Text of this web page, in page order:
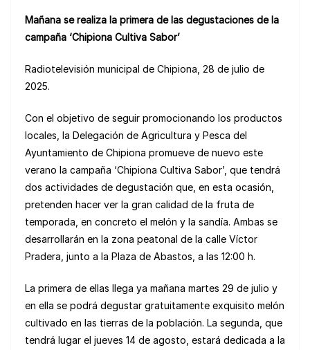
at
A
p
c
e
b
o
k
ail e
a
e
k
C
at
n
a
e
m
Mañana se realiza la primera de las degustaciones de la
campaña ‘Chipiona Cultiva Sabor’
Radiotelevisión municipal de Chipiona, 28 de julio de
2025.
Con el objetivo de seguir promocionando los productos
locales, la Delegación de Agricultura y Pesca del
Ayuntamiento de Chipiona promueve de nuevo este
verano la campaña ‘Chipiona Cultiva Sabor’, que tendrá
dos actividades de degustación que, en esta ocasión,
pretenden hacer ver la gran calidad de la fruta de
temporada, en concreto el melón y la sandía. Ambas se
desarrollarán en la zona peatonal de la calle Víctor
Pradera, junto a la Plaza de Abastos, a las 12:00 h.
La primera de ellas llega ya mañana martes 29 de julio y
en ella se podrá degustar gratuitamente exquisito melón
cultivado en las tierras de la población. La segunda, que
tendrá lugar el jueves 14 de agosto, estará dedicada a la